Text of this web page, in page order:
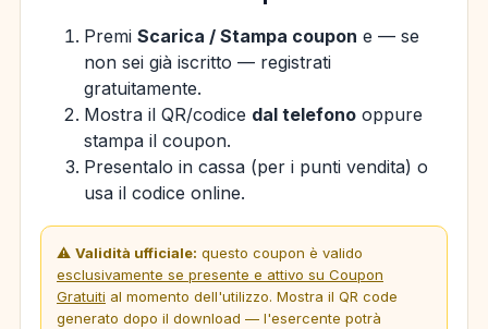
Premi Scarica / Stampa coupon e — se
non sei già iscritto — registrati
gratuitamente.
Mostra il QR/codice dal telefono oppure
stampa il coupon.
Presentalo in cassa (per i punti vendita) o
usa il codice online.
⚠️ Validità ufficiale: questo coupon è valido
esclusivamente se presente e attivo su Coupon
Gratuiti al momento dell'utilizzo. Mostra il QR code
generato dopo il download — l'esercente potrà